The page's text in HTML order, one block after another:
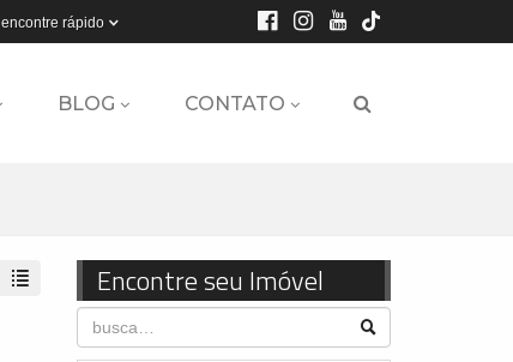
encontre rápido
BLOG CONTATO
Encontre seu Imóvel